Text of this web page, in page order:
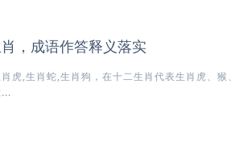
，成语作答释义落实
虎,生肖蛇,生肖狗，在十二生肖代表生肖虎、猴、